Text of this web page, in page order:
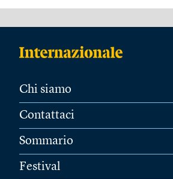
Chi siamo
Contattaci
Sommario
Festival